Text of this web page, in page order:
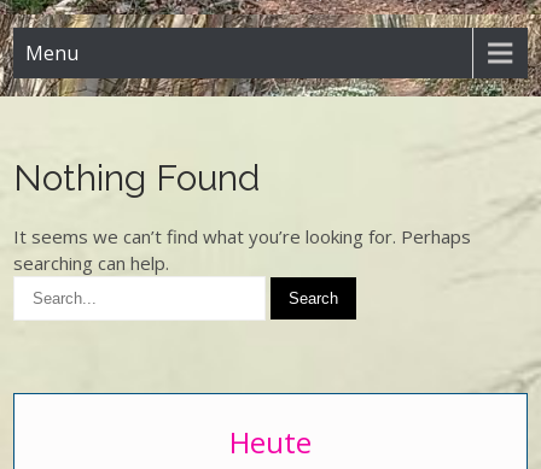
Menu
Nothing Found
It seems we can’t find what you’re looking for. Perhaps
searching can help.
Heute